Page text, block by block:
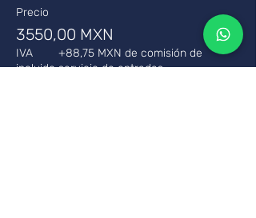
Precio
3550,00 MXN
IVA
incluido
+88,75 MXN de comisión de
servicio de entradas